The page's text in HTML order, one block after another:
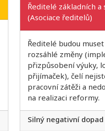
Ředitelé základních a
(Asociace ředitelů)
Ředitelé budou
rozsáhlé změny
přizpůsobení výuky,
přijímaček), čelí
pracovní zátěži a
na realizaci reformy.
Silný negativní dopad